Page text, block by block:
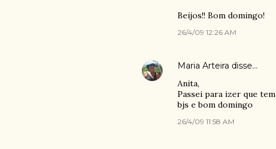
Beijos!! Bom domingo!
26/4/09 12:26 AM
Maria Arteira disse…
Anita,
Passei para izer que
bjs e bom domingo
26/4/09 11:58 AM